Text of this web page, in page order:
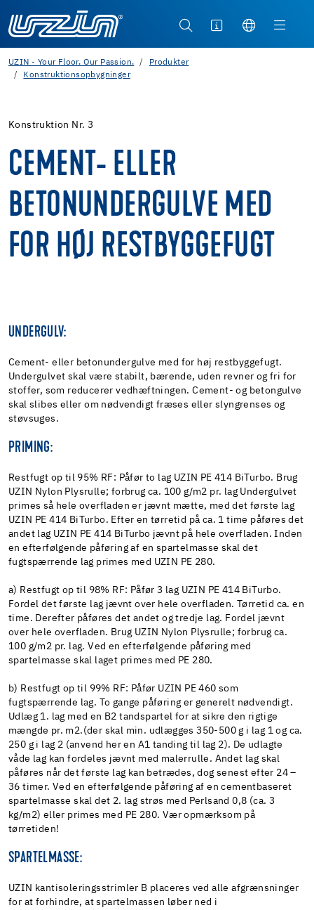
UZIN - Your Floor. Our Passion.
Produkter
Konstruktionsopbygninger
Konstruktion Nr. 3
CEMENT- ELLER
BETONUNDERGULVE MED
FOR HØJ RESTBYGGEFUGT
UNDERGULV:
Cement- eller betonundergulve med for høj restbyggefugt.
Undergulvet skal være stabilt, bærende, uden revner og fri for
stoffer, som reducerer vedhæftningen. Cement- og betongulve
skal slibes eller om nødvendigt fræses eller slyngrenses og
støvsuges.
PRIMING:
Restfugt op til 95% RF: Påfør to lag UZIN PE 414 BiTurbo. Brug
UZIN Nylon Plysrulle; forbrug ca. 100 g/m2 pr. lag Undergulvet
primes så hele overfladen er jævnt mætte, med det første lag
UZIN PE 414 BiTurbo. Efter en tørretid på ca. 1 time påføres det
andet lag UZIN PE 414 BiTurbo jævnt på hele overfladen. Inden
en efterfølgende påføring af en spartelmasse skal det
fugtspærrende lag primes med UZIN PE 280.
a) Restfugt op til 98% RF: Påfør 3 lag UZIN PE 414 BiTurbo.
Fordel det første lag jævnt over hele overfladen. Tørretid ca. en
time. Derefter påføres det andet og tredje lag. Fordel jævnt
over hele overfladen. Brug UZIN Nylon Plysrulle; forbrug ca.
100 g/m2 pr. lag. Ved en efterfølgende påføring med
spartelmasse skal laget primes med PE 280.
b) Restfugt op til 99% RF: Påfør UZIN PE 460 som
fugtspærrende lag. To gange påføring er generelt nødvendigt.
Udlæg 1. lag med en B2 tandspartel for at sikre den rigtige
mængde pr. m2.(der skal min. udlægges 350-500 g i lag 1 og ca.
250 g i lag 2 (anvend her en A1 tanding til lag 2). De udlagte
våde lag kan fordeles jævnt med malerrulle. Andet lag skal
påføres når det første lag kan betrædes, dog senest efter 24 –
36 timer. Ved en efterfølgende påføring af en cementbaseret
spartelmasse skal det 2. lag strøs med Perlsand 0,8 (ca. 3
kg/m2) eller primes med PE 280. Vær opmærksom på
tørretiden!
SPARTELMASSE:
UZIN kantisoleringsstrimler B placeres ved alle afgrænsninger
for at forhindre, at spartelmassen løber ned i